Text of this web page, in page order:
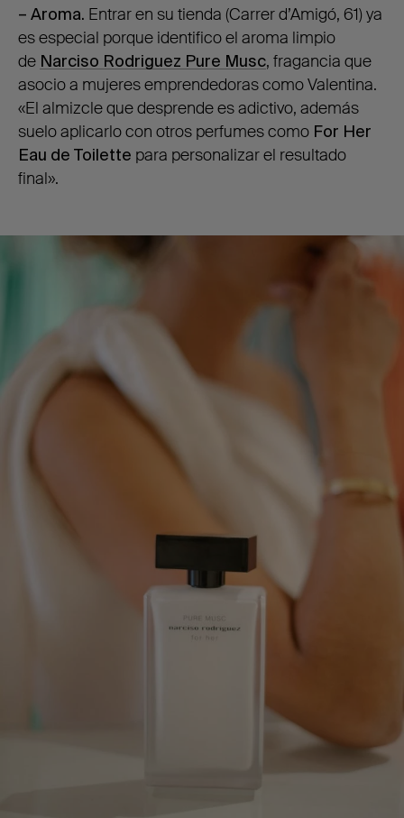
– Aroma. Entrar en su tienda (Carrer d’Amigó, 61) ya
es especial porque identifico el aroma limpio
de Narciso Rodriguez Pure Musc, fragancia que
asocio a mujeres emprendedoras como Valentina.
«El almizcle que desprende es adictivo, además
suelo aplicarlo con otros perfumes como For Her
Eau de Toilette para personalizar el resultado
final».